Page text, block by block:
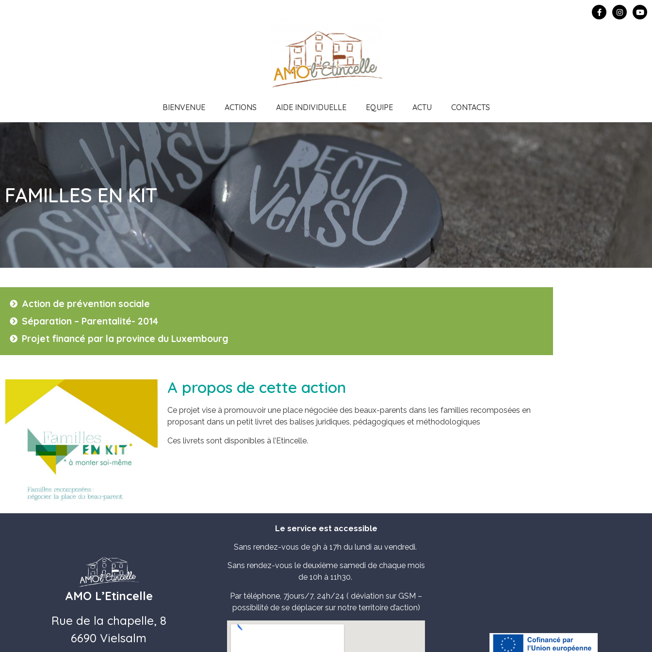
BIENVENUE ACTIONS AIDE INDIVIDUELLE EQUIPE ACTU CONTACTS
FAMILLES EN KIT
Action de prévention sociale
Séparation – Parentalité- 2014
Projet financé par la province du Luxembourg
A propos de cette action
Ce projet vise à promouvoir une place négociée des beaux-parents dans les familles recomposées en
proposant dans un petit livret des balises juridiques, pédagogiques et méthodologiques
Ces livrets sont disponibles à l’Etincelle.
AMO L’Etincelle
Rue de la chapelle, 8
6690 Vielsalm
Le service est accessible
Sans rendez-vous de 9h à 17h du lundi au vendredi.
Sans rendez-vous le deuxième samedi de chaque mois
de 10h à 11h30.
Par téléphone, 7jours/7, 24h/24 ( déviation sur GSM –
possibilité de se déplacer sur notre territoire d’action)